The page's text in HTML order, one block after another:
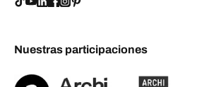
Nuestras participaciones